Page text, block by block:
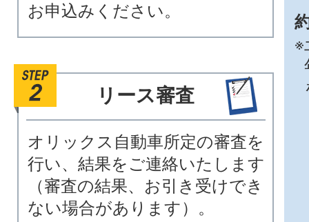
お申込みください。
リース審査
オリックス自動車所定の審査を
行い、結果をご連絡いたします
（審査の結果、お引き受けでき
ない場合があります）。
※